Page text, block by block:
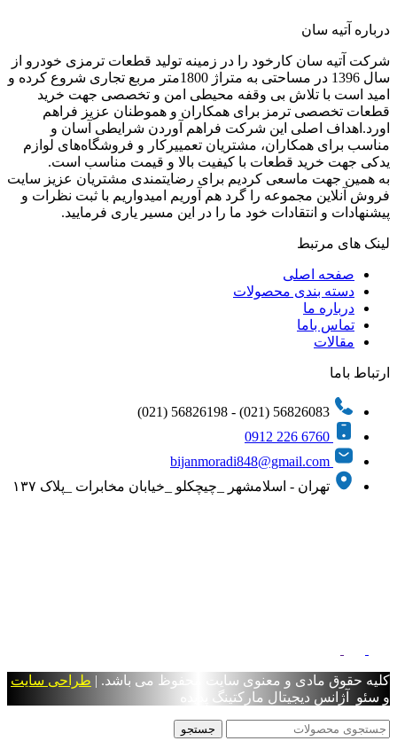
درباره آتیه سان
شرکت آتیه سان کارخود را در زمینه تولید قطعات ترمزی خودرو از
سال 1396 در مساحتی به متراژ 1800متر مربع تجاری شروع کرده و
امید است با تلاش بی وقفه محیطی امن و تخصصی جهت خرید
قطعات تخصصی ترمز برای همکاران و هموطنان عزیز فراهم
اورد.اهداف اصلی این شرکت فراهم آوردن شرایطی آسان و
مناسب برای همکاران، مشتریان تعمییرکار و فروشگاه‌های لوازم
یدکی جهت خرید قطعات با کیفیت بالا و قیمت مناسب است.
به همین جهت ماسعی کردیم برای رضایتمندی مشتریان عزیز سایت
فروش آنلاین مجموعه را گرد هم آوریم امیدواریم با ثبت نظرات و
پیشنهادات و انتقادات خود ما را در این مسیر یاری فرمایید.
لینک های مرتبط
صفحه اصلی
دسته بندی محصولات
درباره ما
تماس باما
مقالات
ارتباط باما
56826083 (021) - 56826198 (021)
6760 226 0912
bijanmoradi848@gmail.com
تهران - اسلامشهر _چیچکلو _خیابان مخابرات _پلاک ۱۳۷
کلیه حقوق مادی و معنوی سایت محفوظ می باشد. | طراحی سایت
و سئو آژانس دیجیتال مارکتینگ پدیده
جستجو